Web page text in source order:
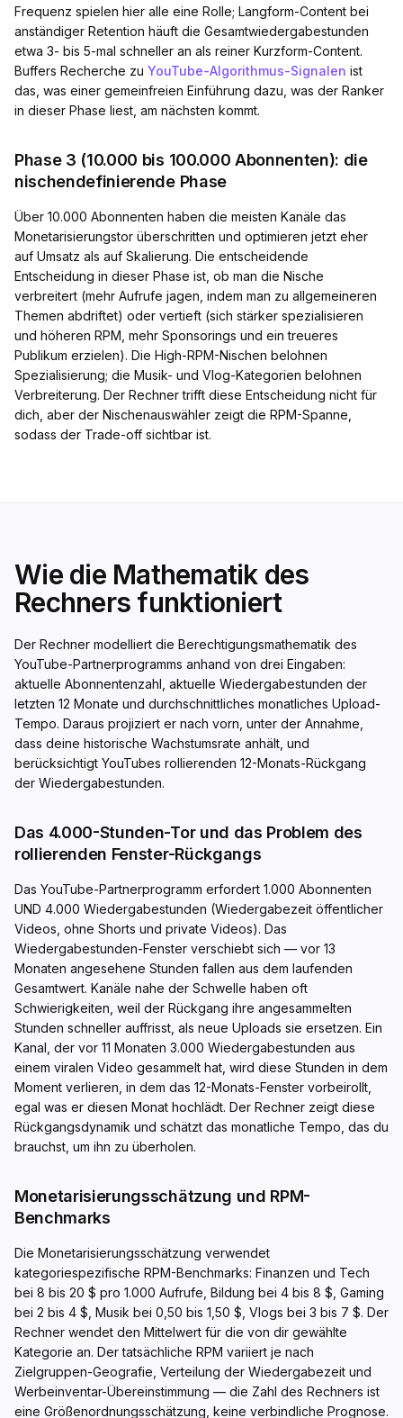
Frequenz spielen hier alle eine Rolle; Langform-Content bei
anständiger Retention häuft die Gesamtwiedergabestunden
etwa 3- bis 5-mal schneller an als reiner Kurzform-Content.
Buffers Recherche zu YouTube-Algorithmus-Signalen ist
das, was einer gemeinfreien Einführung dazu, was der Ranker
in dieser Phase liest, am nächsten kommt.
Phase 3 (10.000 bis 100.000 Abonnenten): die
nischendefinierende Phase
Über 10.000 Abonnenten haben die meisten Kanäle das
Monetarisierungstor überschritten und optimieren jetzt eher
auf Umsatz als auf Skalierung. Die entscheidende
Entscheidung in dieser Phase ist, ob man die Nische
verbreitert (mehr Aufrufe jagen, indem man zu allgemeineren
Themen abdriftet) oder vertieft (sich stärker spezialisieren
und höheren RPM, mehr Sponsorings und ein treueres
Publikum erzielen). Die High-RPM-Nischen belohnen
Spezialisierung; die Musik- und Vlog-Kategorien belohnen
Verbreiterung. Der Rechner trifft diese Entscheidung nicht für
dich, aber der Nischenauswähler zeigt die RPM-Spanne,
sodass der Trade-off sichtbar ist.
Wie die Mathematik des
Rechners funktioniert
Der Rechner modelliert die Berechtigungsmathematik des
YouTube-Partnerprogramms anhand von drei Eingaben:
aktuelle Abonnentenzahl, aktuelle Wiedergabestunden der
letzten 12 Monate und durchschnittliches monatliches Upload-
Tempo. Daraus projiziert er nach vorn, unter der Annahme,
dass deine historische Wachstumsrate anhält, und
berücksichtigt YouTubes rollierenden 12-Monats-Rückgang
der Wiedergabestunden.
Das 4.000-Stunden-Tor und das Problem des
rollierenden Fenster-Rückgangs
Das YouTube-Partnerprogramm erfordert 1.000 Abonnenten
UND 4.000 Wiedergabestunden (Wiedergabezeit öffentlicher
Videos, ohne Shorts und private Videos). Das
Wiedergabestunden-Fenster verschiebt sich — vor 13
Monaten angesehene Stunden fallen aus dem laufenden
Gesamtwert. Kanäle nahe der Schwelle haben oft
Schwierigkeiten, weil der Rückgang ihre angesammelten
Stunden schneller auffrisst, als neue Uploads sie ersetzen. Ein
Kanal, der vor 11 Monaten 3.000 Wiedergabestunden aus
einem viralen Video gesammelt hat, wird diese Stunden in dem
Moment verlieren, in dem das 12-Monats-Fenster vorbeirollt,
egal was er diesen Monat hochlädt. Der Rechner zeigt diese
Rückgangsdynamik und schätzt das monatliche Tempo, das du
brauchst, um ihn zu überholen.
Monetarisierungsschätzung und RPM-
Benchmarks
Die Monetarisierungsschätzung verwendet
kategoriespezifische RPM-Benchmarks: Finanzen und Tech
bei 8 bis 20 $ pro 1.000 Aufrufe, Bildung bei 4 bis 8 $, Gaming
bei 2 bis 4 $, Musik bei 0,50 bis 1,50 $, Vlogs bei 3 bis 7 $. Der
Rechner wendet den Mittelwert für die von dir gewählte
Kategorie an. Der tatsächliche RPM variiert je nach
Zielgruppen-Geografie, Verteilung der Wiedergabezeit und
Werbeinventar-Übereinstimmung — die Zahl des Rechners ist
eine Größenordnungsschätzung, keine verbindliche Prognose.